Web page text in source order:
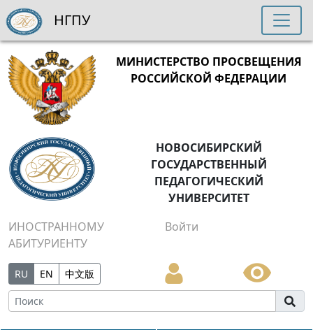
МИНИСТЕРСТВО ПРОСВЕЩЕНИЯ
РОССИЙСКОЙ ФЕДЕРАЦИИ
НОВОСИБИРСКИЙ
ГОСУДАРСТВЕННЫЙ
ПЕДАГОГИЧЕСКИЙ
УНИВЕРСИТЕТ
ИНОСТРАННОМУ
АБИТУРИЕНТУ
Войти
RU EN 中文版
НГПУ